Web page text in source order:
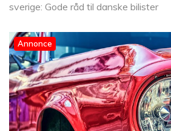
sverige: Gode råd til danske bilister
Annonce